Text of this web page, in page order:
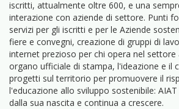
iscritti, attualmente oltre 600, e una
interazione con aziende di settore. Punti
servizi per gli iscritti e per le Aziende
fiere e convegni, creazione di gruppi di
internet prezioso per chi opera nel settore
organo ufficiale di stampa, l'ideazione e il
progetti sul territorio per promuovere il
l'educazione allo sviluppo sostenibile:
dalla sua nascita e continua a crescere.